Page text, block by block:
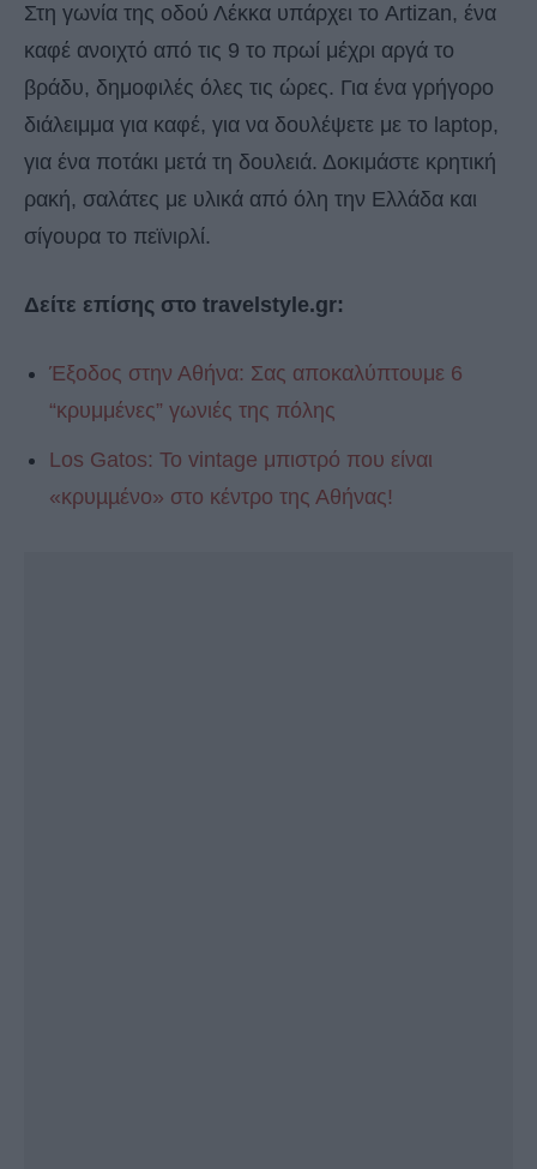
Στη γωνία της οδού Λέκκα υπάρχει το Artizan, ένα
καφέ ανοιχτό από τις 9 το πρωί μέχρι αργά το
βράδυ, δημοφιλές όλες τις ώρες. Για ένα γρήγορο
διάλειμμα για καφέ, για να δουλέψετε με το laptop,
για ένα ποτάκι μετά τη δουλειά. Δοκιμάστε κρητική
ρακή, σαλάτες με υλικά από όλη την Ελλάδα και
σίγουρα το πεϊνιρλί.
Δείτε επίσης στο travelstyle.gr:
Έξοδος στην Αθήνα: Σας αποκαλύπτουμε 6
“κρυμμένες” γωνιές της πόλης
Los Gatos: Το vintage μπιστρό που είναι
«κρυµµένο» στο κέντρο της Αθήνας!